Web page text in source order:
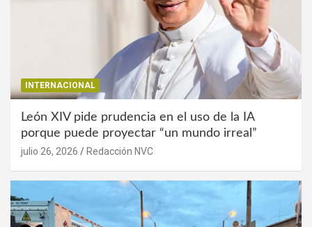
INTERNACIONAL
León XIV pide prudencia en el uso de la IA
porque puede proyectar “un mundo irreal”
julio 26, 2026 Redacción NVC